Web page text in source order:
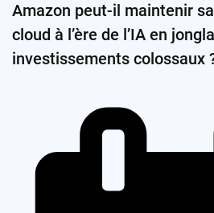
Amazon peut-il maintenir
cloud à l’ère de l’IA en
investissements colossaux